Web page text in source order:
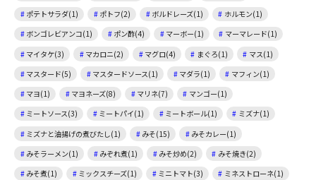
ポテトサラダ(1)
ポトフ(2) ボルドレーズ(1)
ホルモン(1)
ボンゴレビアンコ(1)
ポン酢(4) マーボー(1)
マーマレード(1)
マイタケ(3)
マカロニ(2) マグロ(4) まぐろ(1)
マス(1)
マスタード(5)
マスタードソース(1) マダラ(1)
マフィン(1)
マヨ(1)
マヨネーズ(8) マリネ(7)
マンゴー(1)
ミートソース(3)
ミートパイ(1) ミートボール(1)
ミズナ(1)
ミズナと油揚げの煮びたし(1)
みそ(15)
みそカレー(1)
みそラーメン(1)
みぞれ煮(1) みそ炒め(2)
みそ焼き(2)
みそ煮(1)
ミックスチーズ(1) ミニトマト(3)
ミネストローネ(1)